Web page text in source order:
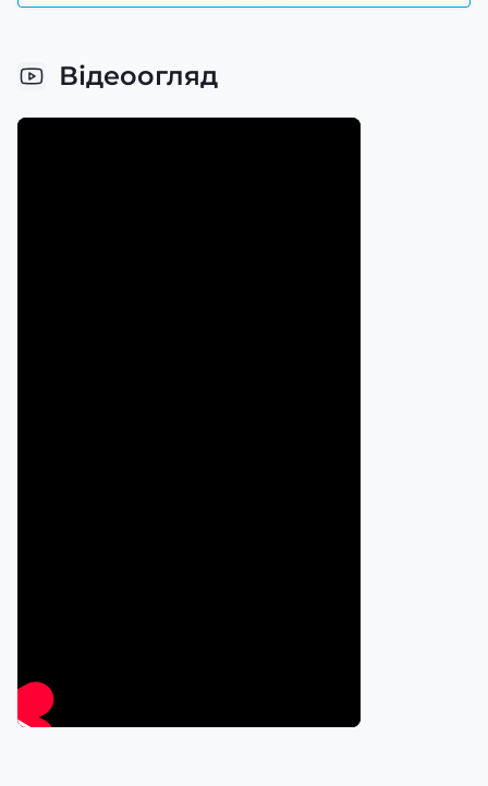
комфорт під час тренувань або подорожей. Завдяки
ергономічній конструкції та якісним матеріалам
годинник зручно сидить на зап'ясті протягом усього
Відеоогляд